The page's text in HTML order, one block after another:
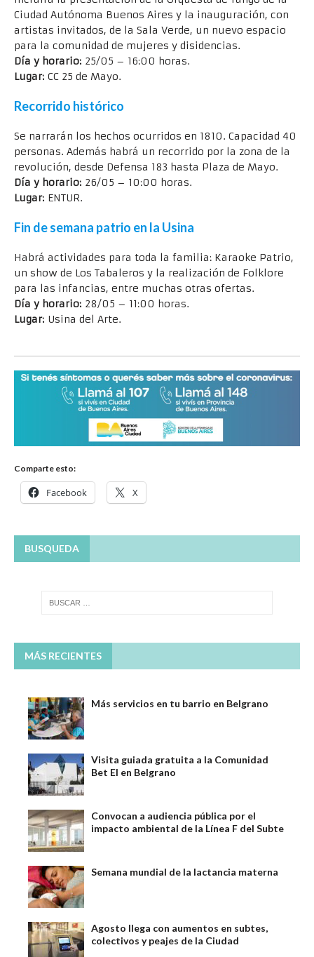
Ciudad Autónoma Buenos Aires y la inauguración, con
artistas invitados, de la Sala Verde, un nuevo espacio
para la comunidad de mujeres y disidencias.
Día y horario: 25/05 – 16:00 horas.
Lugar: CC 25 de Mayo.
Recorrido histórico
Se narrarán los hechos ocurridos en 1810. Capacidad 40
personas. Además habrá un recorrido por la zona de la
revolución, desde Defensa 183 hasta Plaza de Mayo.
Día y horario: 26/05 – 10:00 horas.
Lugar: ENTUR.
Fin de semana patrio en la Usina
Habrá actividades para toda la familia: Karaoke Patrio,
un show de Los Tabaleros y la realización de Folklore
para las infancias, entre muchas otras ofertas.
Día y horario: 28/05 – 11:00 horas.
Lugar: Usina del Arte.
Comparte esto:
Facebook X
BUSQUEDA
MÁS RECIENTES
Más servicios en tu barrio en Belgrano
Visita guiada gratuita a la Comunidad
Bet El en Belgrano
Convocan a audiencia pública por el
impacto ambiental de la Línea F del Subte
Semana mundial de la lactancia materna
Agosto llega con aumentos en subtes,
colectivos y peajes de la Ciudad